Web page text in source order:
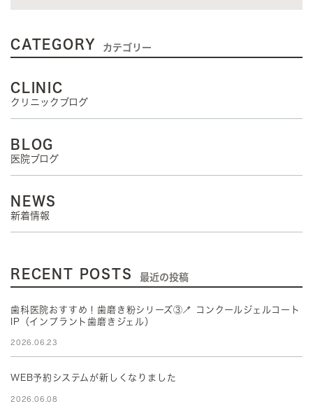
CATEGORY カテゴリー
CLINIC
クリニックブログ
BLOG
医院ブログ
NEWS
新着情報
RECENT POSTS 最近の投稿
歯科医院おすすめ！歯磨き粉シリーズ③🪥 コンクールジェルコート
IP（インプラント歯磨きジェル）
2026.06.23
WEB予約システムが新しくなりました
2026.06.08